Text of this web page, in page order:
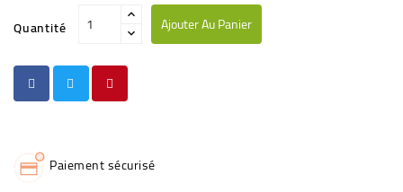
Quantité Ajouter Au Panier
Paiement sécurisé